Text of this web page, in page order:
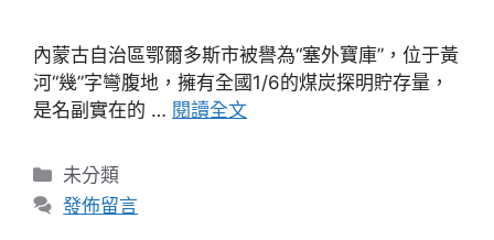
內蒙古自治區鄂爾多斯市被譽為“塞外寶庫”，位于黃
河“幾”字彎腹地，擁有全國1/6的煤炭探明貯存量，
是名副實在的 … 閱讀全文
分
類
未分類
發佈留言